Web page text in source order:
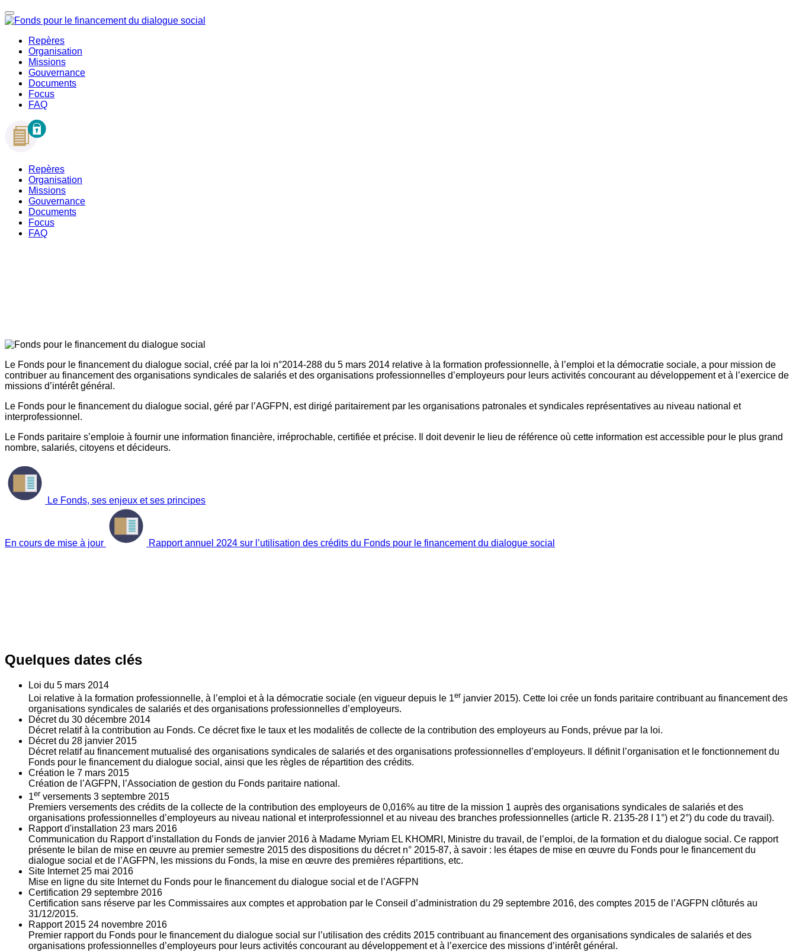
Repères
Organisation
Missions
Gouvernance
Documents
Focus
FAQ
Repères
Organisation
Missions
Gouvernance
Documents
Focus
FAQ
Le Fonds pour le financement du dialogue social, créé par la loi n°2014-288 du 5 mars 2014 relative à la formation professionnelle, à l’emploi et la démocratie sociale, a pour mission de
contribuer au financement des organisations syndicales de salariés et des organisations professionnelles d’employeurs pour leurs activités concourant au développement et à l’exercice de
missions d’intérêt général.
Le Fonds pour le financement du dialogue social, géré par l’AGFPN, est dirigé paritairement par les organisations patronales et syndicales représentatives au niveau national et
interprofessionnel.
Le Fonds paritaire s’emploie à fournir une information financière, irréprochable, certifiée et précise. Il doit devenir le lieu de référence où cette information est accessible pour le plus grand
nombre, salariés, citoyens et décideurs.
Le Fonds, ses enjeux et ses principes
En cours de mise à jour Rapport annuel 2024 sur l’utilisation des crédits du Fonds pour le financement du dialogue social
Quelques dates clés
Loi du 5 mars 2014
Loi relative à la formation professionnelle, à l’emploi et à la démocratie sociale (en vigueur depuis le 1er janvier 2015). Cette loi crée un fonds paritaire contribuant au financement des
organisations syndicales de salariés et des organisations professionnelles d’employeurs.
Décret du 30 décembre 2014
Décret relatif à la contribution au Fonds. Ce décret fixe le taux et les modalités de collecte de la contribution des employeurs au Fonds, prévue par la loi.
Décret du 28 janvier 2015
Décret relatif au financement mutualisé des organisations syndicales de salariés et des organisations professionnelles d’employeurs. Il définit l’organisation et le fonctionnement du
Fonds pour le financement du dialogue social, ainsi que les règles de répartition des crédits.
Création le 7 mars 2015
Création de l’AGFPN, l’Association de gestion du Fonds paritaire national.
1er versements 3 septembre 2015
Premiers versements des crédits de la collecte de la contribution des employeurs de 0,016% au titre de la mission 1 auprès des organisations syndicales de salariés et des
organisations professionnelles d’employeurs au niveau national et interprofessionnel et au niveau des branches professionnelles (article R. 2135‐28 I 1°) et 2°) du code du travail).
Rapport d'installation 23 mars 2016
Communication du Rapport d’installation du Fonds de janvier 2016 à Madame Myriam EL KHOMRI, Ministre du travail, de l’emploi, de la formation et du dialogue social. Ce rapport
présente le bilan de mise en œuvre au premier semestre 2015 des dispositions du décret n° 2015-87, à savoir : les étapes de mise en œuvre du Fonds pour le financement du
dialogue social et de l’AGFPN, les missions du Fonds, la mise en œuvre des premières répartitions, etc.
Site Internet 25 mai 2016
Mise en ligne du site Internet du Fonds pour le financement du dialogue social et de l’AGFPN
Certification 29 septembre 2016
Certification sans réserve par les Commissaires aux comptes et approbation par le Conseil d’administration du 29 septembre 2016, des comptes 2015 de l’AGFPN clôturés au
31/12/2015.
Rapport 2015 24 novembre 2016
Premier rapport du Fonds pour le financement du dialogue social sur l’utilisation des crédits 2015 contribuant au financement des organisations syndicales de salariés et des
organisations professionnelles d’employeurs pour leurs activités concourant au développement et à l’exercice des missions d’intérêt général.